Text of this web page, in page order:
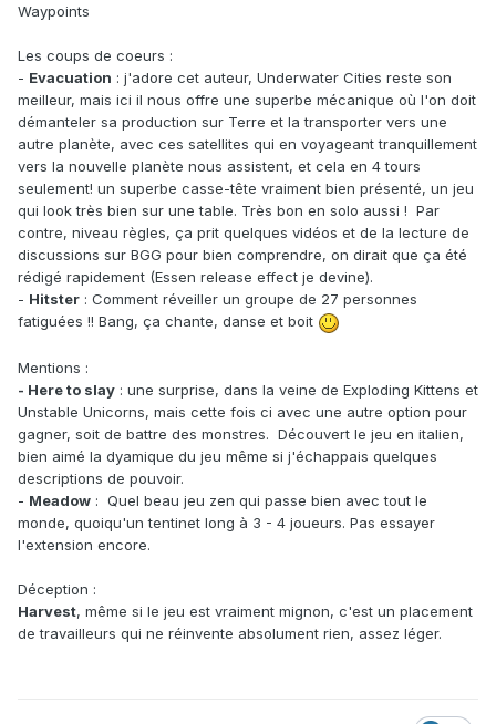
Waypoints
Les coups de coeurs :
- Evacuation : j'adore cet auteur, Underwater Cities reste son
meilleur, mais ici il nous offre une superbe mécanique où l'on doit
démanteler sa production sur Terre et la transporter vers une
autre planète, avec ces satellites qui en voyageant tranquillement
vers la nouvelle planète nous assistent, et cela en 4 tours
seulement! un superbe casse-tête vraiment bien présenté, un jeu
qui look très bien sur une table. Très bon en solo aussi ! Par
contre, niveau règles, ça prit quelques vidéos et de la lecture de
discussions sur BGG pour bien comprendre, on dirait que ça été
rédigé rapidement (Essen release effect je devine).
- Hitster : Comment réveiller un groupe de 27 personnes
fatiguées !! Bang, ça chante, danse et boit
Mentions :
- Here to slay : une surprise, dans la veine de Exploding Kittens et
Unstable Unicorns, mais cette fois ci avec une autre option pour
gagner, soit de battre des monstres. Découvert le jeu en italien,
bien aimé la dyamique du jeu même si j'échappais quelques
descriptions de pouvoir.
- Meadow : Quel beau jeu zen qui passe bien avec tout le
monde, quoiqu'un tentinet long à 3 - 4 joueurs. Pas essayer
l'extension encore.
Déception :
Harvest, même si le jeu est vraiment mignon, c'est un placement
de travailleurs qui ne réinvente absolument rien, assez léger.